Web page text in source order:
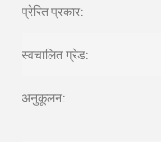
प्रेरित प्रकार:
स्वचालित ग्रेड:
अनुकूलन: